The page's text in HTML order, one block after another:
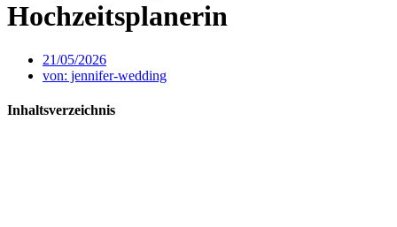
Hochzeitsplanerin
21/05/2026
von: jennifer-wedding
Inhaltsverzeichnis